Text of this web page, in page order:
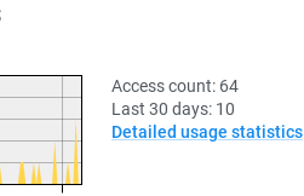
Access count: 64
Last 30 days: 10
Detailed usage statistics